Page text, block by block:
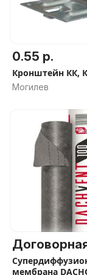
0.55 р.
Кронштейн КК,
Могилев
мембрана